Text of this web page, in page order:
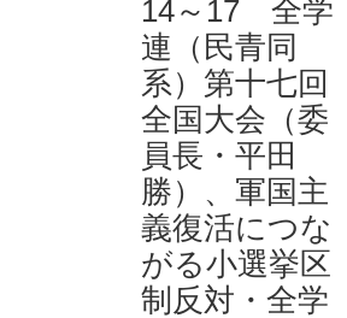
14～17 全学
連（民青同
系）第十七回
全国大会（委
員長・平田
勝）、軍国主
義復活につな
がる小選挙区
制反対・全学